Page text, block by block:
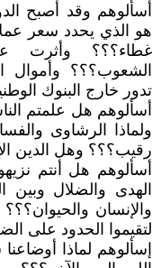
أسألوهم وقد أصبح
هو الذي يحدد سعر
غطاء؟؟؟ وأثرت
الشعوب؟؟؟ وأموال
تدور خارج البنوك
أسألوهم هل علمتم
ولماذا الرشاوى
رقيب؟؟؟ وهل الدين
أسألوهم هل أنتم
الهدى والضلال وبين
والإنسان
لتقيموا الحدود على
إسألوهم لماذا